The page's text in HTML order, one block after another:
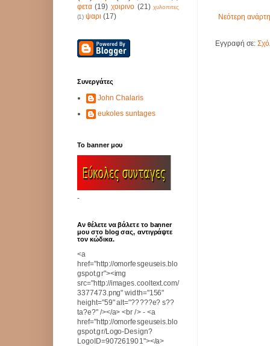
Νεότερη
Εγγραφή σε:
φετα (19) χοιρινο (21) χυλοπιτες
(1) ψαρι (17)
Συνεργάτες
John Chalaris
eukoles suntages
Το banner μου
-
Αν θέλετε να βάλετε το banner
μου στο blog σας, αντιγράψτε
τον κώδικα.
<a
href="http://omorfesgeuseis.blo
gspot.gr"><img
src="http://images.cooltext.com/
3377473.png" width="156"
height="59" alt="?????e? s??
ta?e?" /></a> <br /> - <a
href="http://omorfesgeuseis.blo
gspot.gr/Logo-Design?
LogoID=907261901"></a>